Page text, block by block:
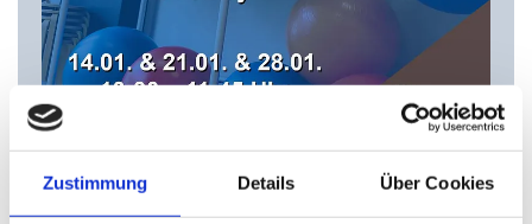
Zustimmung Details Über Cookies